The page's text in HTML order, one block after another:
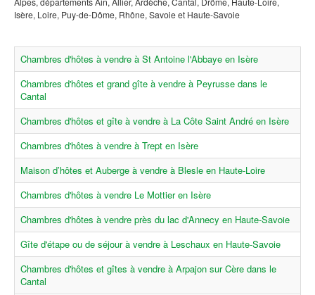
Isère, Loire, Puy-de-Dôme, Rhône, Savoie et Haute-Savoie
Chambres d'hôtes à vendre à St Antoine l'Abbaye en Isère
Chambres d'hôtes et grand gîte à vendre à Peyrusse dans le
Cantal
Chambres d'hôtes et gîte à vendre à La Côte Saint André en Isère
Chambres d'hôtes à vendre à Trept en Isère
Maison d’hôtes et Auberge à vendre à Blesle en Haute-Loire
Chambres d'hôtes à vendre Le Mottier en Isère
Chambres d'hôtes à vendre près du lac d'Annecy en Haute-Savoie
Gîte d'étape ou de séjour à vendre à Leschaux en Haute-Savoie
Chambres d'hôtes et gîtes à vendre à Arpajon sur Cère dans le
Cantal